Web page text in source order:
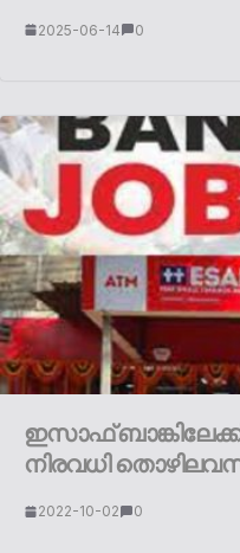
2025-06-14 0
ഇസാഫ്
നിരവധി
2022-10-02 0